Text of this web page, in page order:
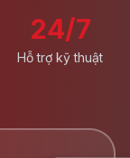
24/7
Hỗ trợ kỹ thuật